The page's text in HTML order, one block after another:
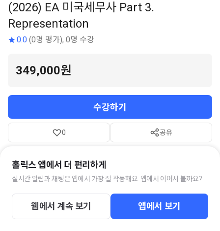
좌 미리보기
(2026) EA 미국세무사 Part 3.
Representation
0.0 (0명 평가), 0명 수강
349,000원
수강하기
0 공유
온라인 강좌 길이 약 8시간 난이도
참고자료 11개
강좌 소개 커리큘럼 멘토 소개
홀릭스 앱에서 더 편리하게
실시간 알림과 채팅은 앱에서 가장 잘 작동해요. 앱에서 이어서 볼까요?
웹에서 계속 보기 앱에서 보기